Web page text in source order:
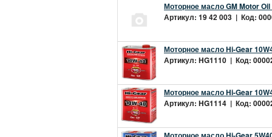
Моторное масло GM Motor
Артикул: 19 42 003 | Код:
Моторное масло Hi-Gear
Артикул: HG1110 | Код:
Моторное масло Hi-Gear
Артикул: HG1114 | Код: